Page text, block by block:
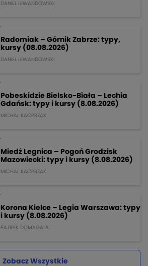
DANIEL LEWANDOWSKI
Radomiak – Górnik Zabrze: typy,
kursy (08.08.2026)
DANIEL LEWANDOWSKI
Pobeskidzie Bielsko-Biała – Lechia
Gdańsk: typy i kursy (8.08.2026)
MICHAL KACPRZAK
Miedź Legnica – Pogoń Grodzisk
Mazowiecki: typy i kursy (8.08.2026)
MICHAL KACPRZAK
Korona Kielce – Legia Warszawa: typy
i kursy (8.08.2026)
PATRYK DOMAGALA
Zobacz Wszystkie